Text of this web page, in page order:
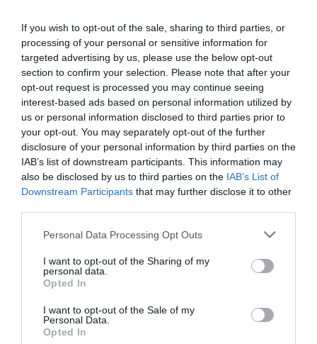
If you wish to opt-out of the sale, sharing to third parties, or
processing of your personal or sensitive information for
targeted advertising by us, please use the below opt-out
section to confirm your selection. Please note that after your
opt-out request is processed you may continue seeing
interest-based ads based on personal information utilized by
us or personal information disclosed to third parties prior to
your opt-out. You may separately opt-out of the further
disclosure of your personal information by third parties on the
IAB’s list of downstream participants. This information may
also be disclosed by us to third parties on the IAB’s List of
Downstream Participants that may further disclose it to other
Please note that this website/app uses one or more Google
not limited to your visit or usage behaviour. You may click to
grant or deny consent to Google and its third-party tags to
use your data for below specified purposes in below Google
consent section.
Personal Data Processing Opt Outs
I want to opt-out of the Sharing of my
personal data.
Opted In
I want to opt-out of the Sale of my
Personal Data.
Opted In
egész életében így szólították őt. Az egykori brit
uralkodó élete során még találkozott legkisebb
dédunokájával az első születésnapi ünnepségén, amikor
96 éves volt.
Megosztás: Facebook Twitter Pinterest
Címkék: Harry herceg , Meghan Markle ,tánc ,
szülőszoba, szülés hívogató
Korábbi bejegyzések Következő bejegyzés
HASONLÓ BEJEGYZÉSEK